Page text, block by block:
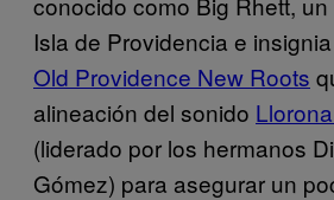
Isla de Providencia e
Old Providence New Roots
alineación del sonido
(liderado por los hermanos
Gómez) para asegurar un